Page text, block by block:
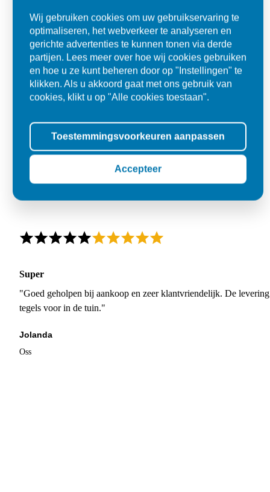
Super
"Goed geholpen bij aankoop en zeer klantvriendelijk. De
tegels voor in de tuin."
Jolanda
Oss
Wij gebruiken cookies om uw gebruikservaring te
optimaliseren, het webverkeer te analyseren en
gerichte advertenties te kunnen tonen via derde
partijen. Lees meer over hoe wij cookies gebruiken
en hoe u ze kunt beheren door op "Instellingen" te
klikken. Als u akkoord gaat met ons gebruik van
cookies, klikt u op "Alle cookies toestaan".
Toestemmingsvoorkeuren aanpassen
Accepteer